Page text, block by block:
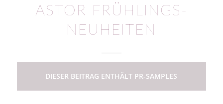
ASTOR FRÜHLINGS-
NEUHEITEN
DIESER BEITRAG ENTHÄLT PR-SAMPLES